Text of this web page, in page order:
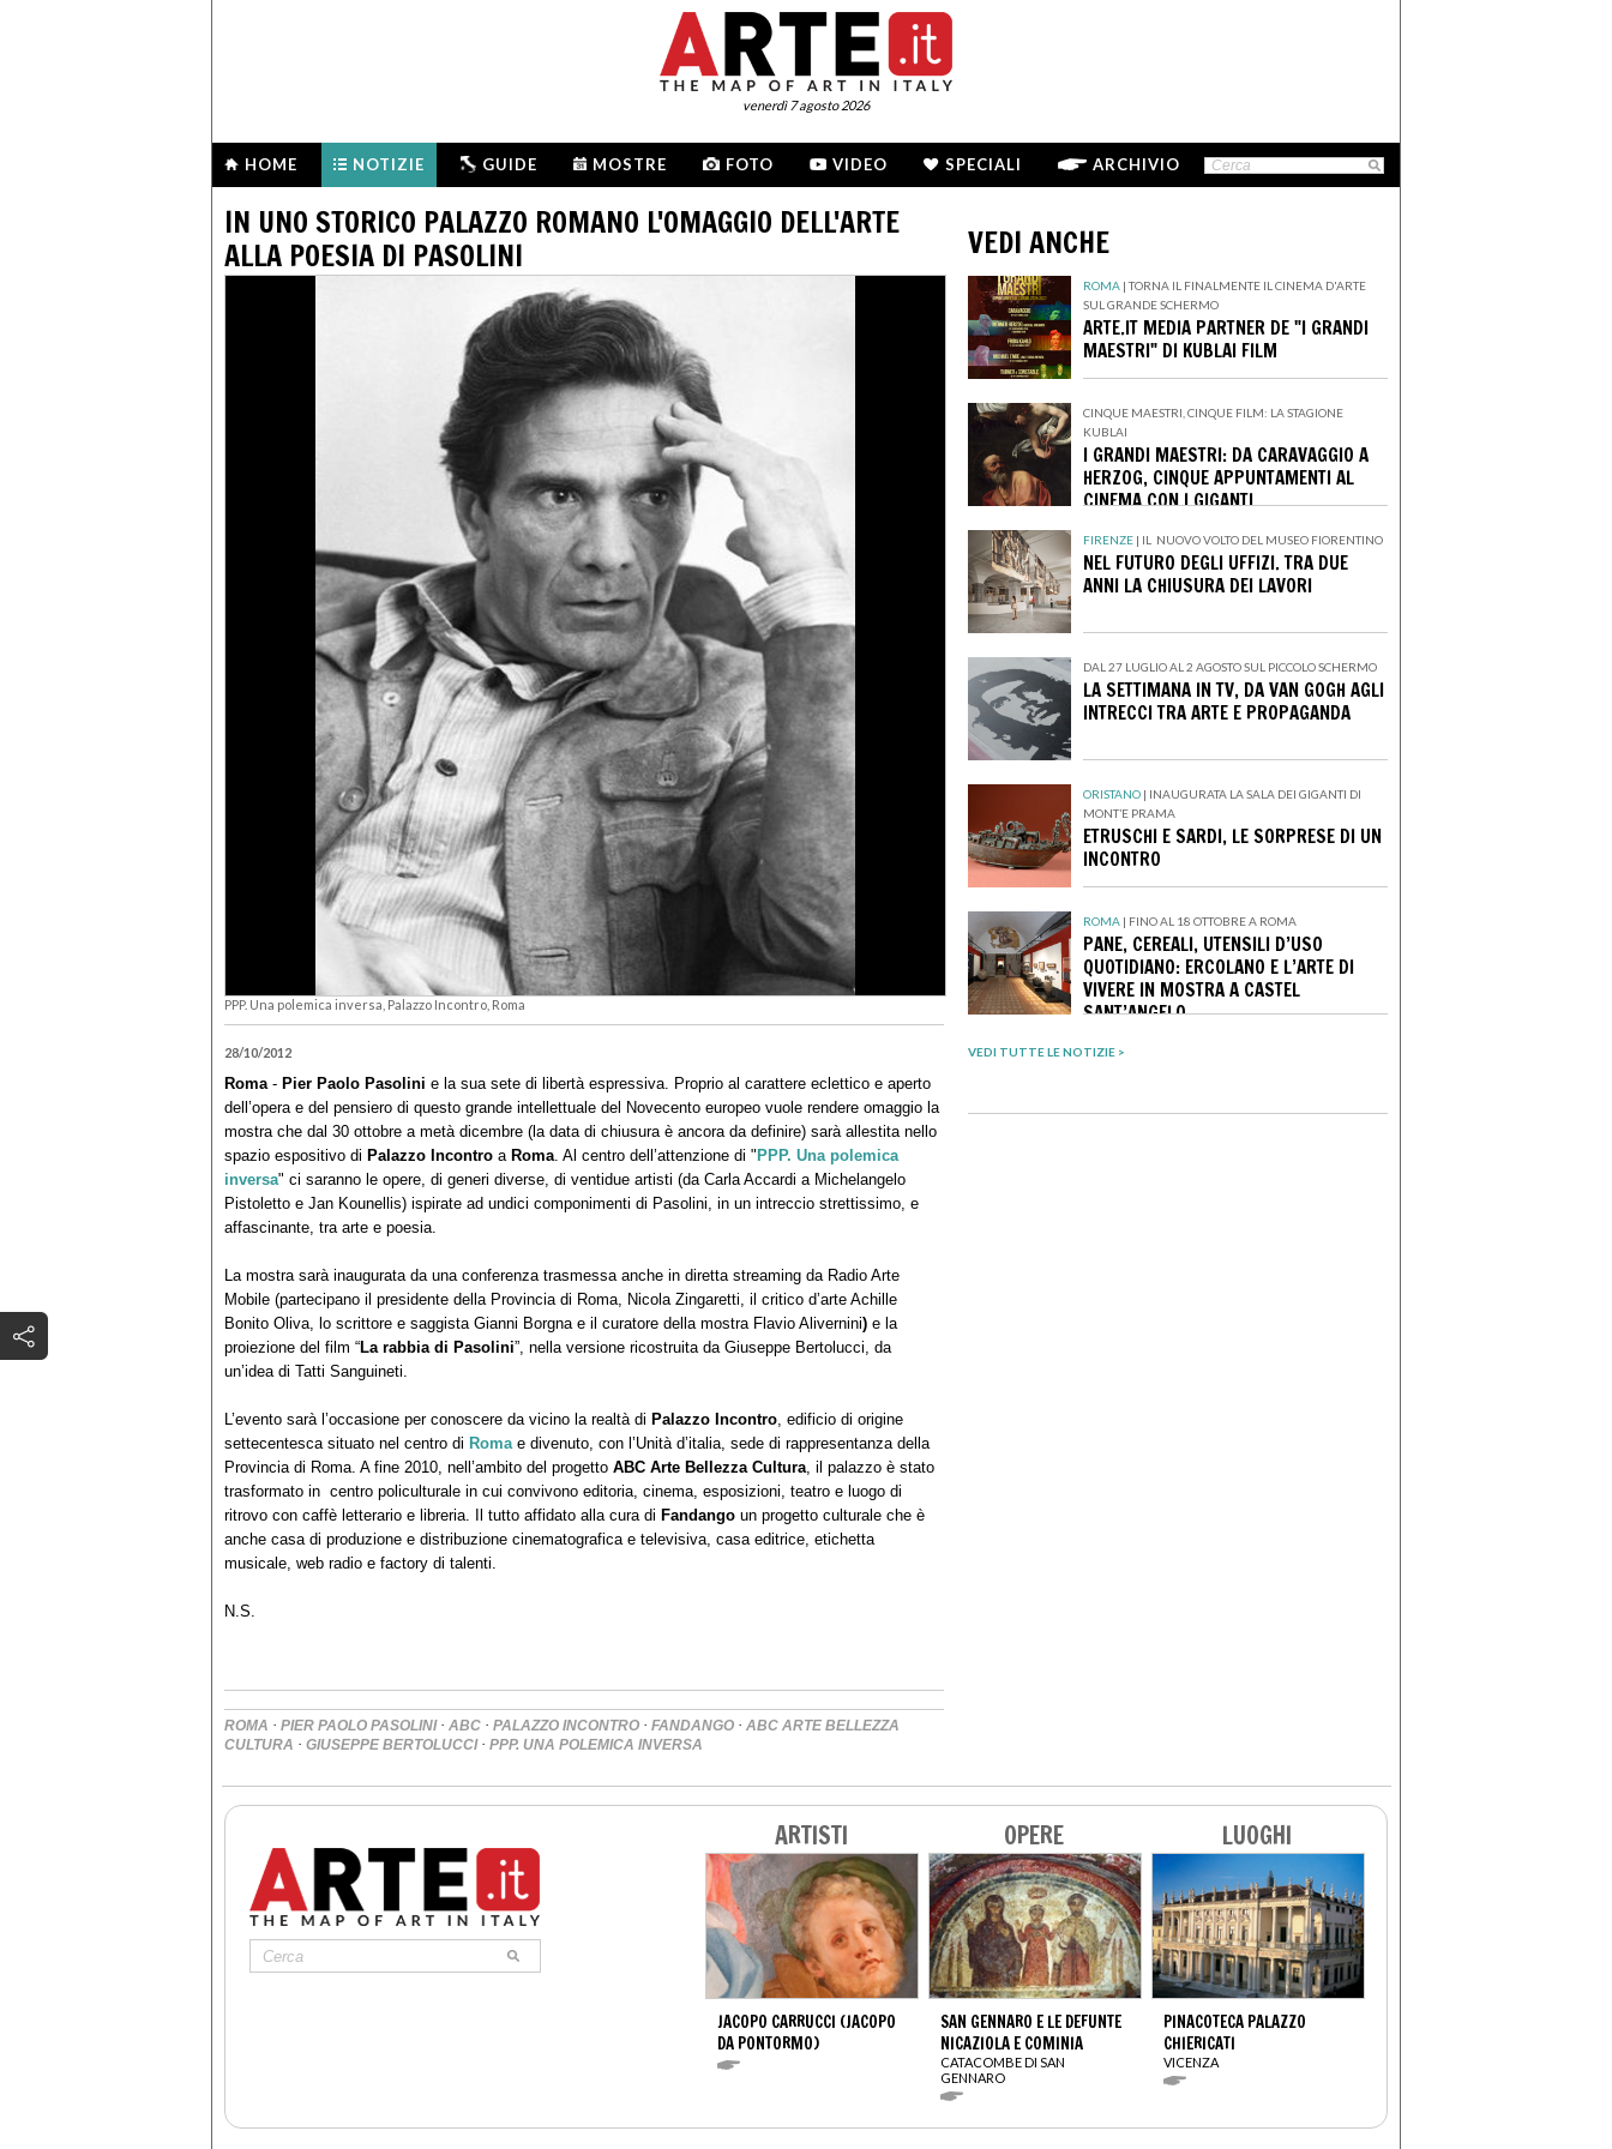
venerdì 7 agosto 2026
HOME NOTIZIE GUIDE MOSTRE FOTO VIDEO SPECIALI ARCHIVIO
IN UNO STORICO PALAZZO ROMANO L'OMAGGIO DELL'ARTE
ALLA POESIA DI PASOLINI
PPP. Una polemica inversa, Palazzo Incontro, Roma
28/10/2012
Roma- Pier Paolo Pasolini e la sua sete di libertà espressiva. Proprio al carattere eclettico e aperto
dell’opera e del pensiero di questo grande intellettuale del Novecento europeo vuole rendere omaggio la
mostra che dal 30 ottobre a metà dicembre (la data di chiusura è ancora da definire) sarà allestita nello
spazio espositivo di Palazzo Incontro a Roma. Al centro dell’attenzione di " PPP. Una polemica
inversa" ci saranno le opere, di generi diverse, di ventidue artisti (da Carla Accardi a Michelangelo
Pistoletto e Jan Kounellis) ispirate ad undici componimenti di Pasolini, in un intreccio strettissimo, e
affascinante, tra arte e poesia.
La mostra sarà inaugurata da una conferenza trasmessa anche in diretta streaming da Radio Arte
Mobile (partecipano il presidente della Provincia di Roma, Nicola Zingaretti, il critico d’arte Achille
Bonito Oliva, lo scrittore e saggista Gianni Borgna e il curatore della mostra Flavio Alivernini) e la
proiezione del film “La rabbia di Pasolini”, nella versione ricostruita da Giuseppe Bertolucci, da
un’idea di Tatti Sanguineti.
L’evento sarà l’occasione per conoscere da vicino la realtà di Palazzo Incontro, edificio di origine
settecentesca situato nel centro di Romae divenuto, con l’Unità d’italia, sede di rappresentanza della
Provincia di Roma. A fine 2010, nell’ambito del progetto ABC Arte Bellezza Cultura, il palazzo è stato
trasformato in centro policulturale in cui convivono editoria, cinema, esposizioni, teatro e luogo di
ritrovo con caffè letterario e libreria. Il tutto affidato alla cura di Fandango un progetto culturale che è
anche casa di produzione e distribuzione cinematografica e televisiva, casa editrice, etichetta
musicale, web radio e factory di talenti.
N.S.
ROMA · PIER PAOLO PASOLINI· ABC · PALAZZO INCONTRO · FANDANGO · ABC ARTE BELLEZZA
CULTURA · GIUSEPPE BERTOLUCCI· PPP. UNA POLEMICA INVERSA
VEDI ANCHE
ROMA |TORNA IL FINALMENTE IL CINEMA D'ARTE
SUL GRANDE SCHERMO
ARTE.IT MEDIA PARTNER DE "I GRANDI
MAESTRI" DI KUBLAI FILM
CINQUE MAESTRI, CINQUE FILM: LA STAGIONE
KUBLAI
I GRANDI MAESTRI: DA CARAVAGGIO A
HERZOG, CINQUE APPUNTAMENTI AL
CINEMA CON I GIGANTI
FIRENZE | IL NUOVO VOLTO DEL MUSEO FIORENTINO
NEL FUTURO DEGLI UFFIZI. TRA DUE
ANNI LA CHIUSURA DEI LAVORI
DAL 27 LUGLIO AL 2 AGOSTO SUL PICCOLO SCHERMO
LA SETTIMANA IN TV, DA VAN GOGH AGLI
INTRECCI TRA ARTE E PROPAGANDA
ORISTANO | INAUGURATA LA SALA DEI GIGANTI DI
MONT’E PRAMA
ETRUSCHI E SARDI, LE SORPRESE DI UN
INCONTRO
ROMA | FINO AL 18 OTTOBRE A ROMA
PANE, CEREALI, UTENSILI D’USO
QUOTIDIANO: ERCOLANO E L’ARTE DI
VIVERE IN MOSTRA A CASTEL
SANT’ANGELO
VEDI TUTTE LE NOTIZIE >
ARTISTI
JACOPO CARRUCCI (JACOPO
DA PONTORMO)
OPERE
SAN GENNARO E LE DEFUNTE
NICAZIOLA E COMINIA
CATACOMBE DI SAN
GENNARO
LUOGHI
PINACOTECA PALAZZO
CHIERICATI
VICENZA